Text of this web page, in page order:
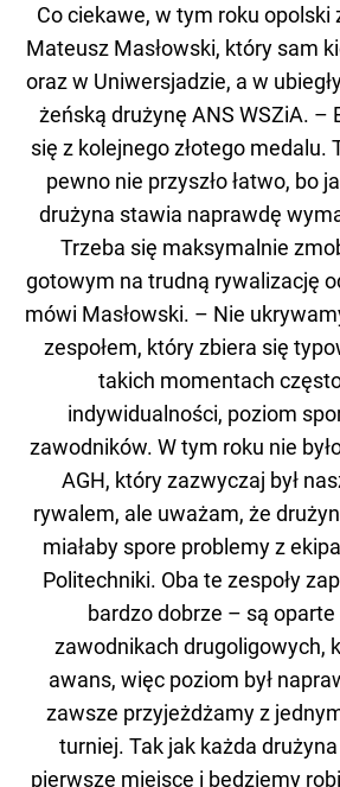
Co ciekawe, w tym roku opolski
Mateusz Masłowski, który sam
oraz w Uniwersjadzie, a w
żeńską drużynę ANS WSZiA. –
się z kolejnego złotego medalu.
pewno nie przyszło łatwo, bo
drużyna stawia naprawdę
Trzeba się maksymalnie
gotowym na trudną rywalizację
mówi Masłowski. – Nie
zespołem, który zbiera się
takich momentach
indywidualności, poziom
zawodników. W tym roku nie
AGH, który zazwyczaj był
rywalem, ale uważam, że
miałaby spore problemy z
Politechniki. Oba te zespoły
bardzo dobrze – są oparte
zawodnikach drugoligowych,
awans, więc poziom był
zawsze przyjeżdżamy z
turniej. Tak jak każda
pierwsze miejsce i będziemy